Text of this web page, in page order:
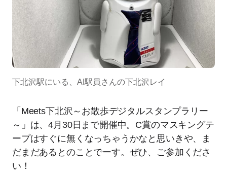
下北沢駅にいる、AI駅員さんの下北沢レイ
「Meets下北沢～お散歩デジタルスタンプラリー
～」は、4月30日まで開催中。C賞のマスキングテ
ープはすぐに無くなっちゃうかなと思いきや、ま
だまだあるとのことでーす。ぜひ、ご参加くださ
い！